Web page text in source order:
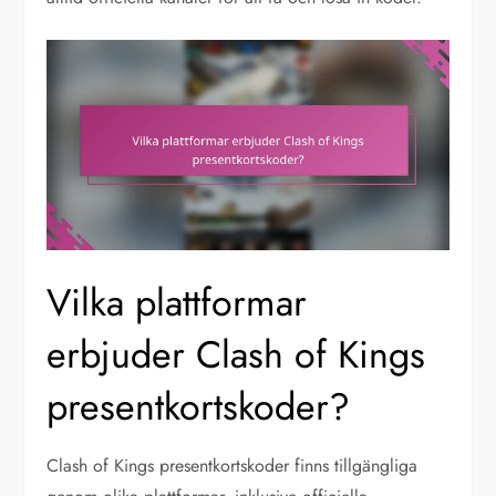
Vilka plattformar
erbjuder Clash of Kings
presentkortskoder?
Clash of Kings presentkortskoder finns tillgängliga